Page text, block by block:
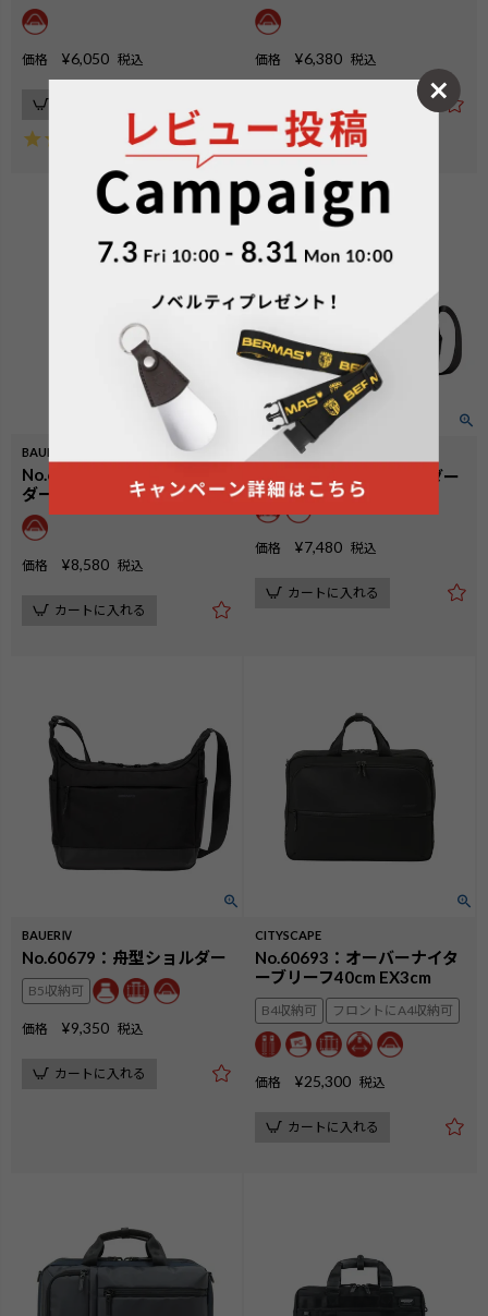
価格 ¥6,050 税込
5.00 （1）
価格 ¥6,380 税込
BAUERⅣ
No.60677：縦型ミニショル
ダー
価格 ¥8,580 税込
カートに入れる
BAUERⅣ
No.60678：横型ショルダー
価格 ¥7,480 税込
カートに入れる
BAUERⅣ
No.60679：舟型ショルダー
B5収納可
価格 ¥9,350 税込
カートに入れる
CITYSCAPE
No.60693：オーバーナイタ
ーブリーフ40cm EX3cm
B4収納可 フロントにA4収納可
価格 ¥25,300 税込
カートに入れる